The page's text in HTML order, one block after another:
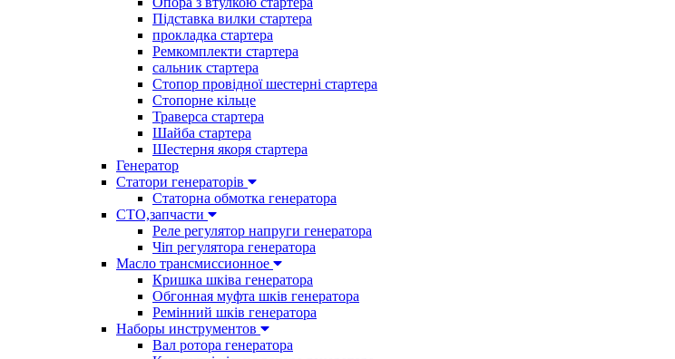
Підставка вилки стартера
прокладка стартера
Ремкомплекти стартера
сальник стартера
Стопор провідної шестерні стартера
Стопорне кільце
Траверса стартера
Шайба стартера
Шестерня якоря стартера
Генератор
Cтатори генераторів
Статорна обмотка генератора
СТО,запчасти
Реле регулятор напруги генератора
Чіп регулятора генератора
Масло трансмиссионное
Кришка шківа генератора
Обгонная муфта шків генератора
Ремінний шків генератора
Наборы инструментов
Вал ротора генератора